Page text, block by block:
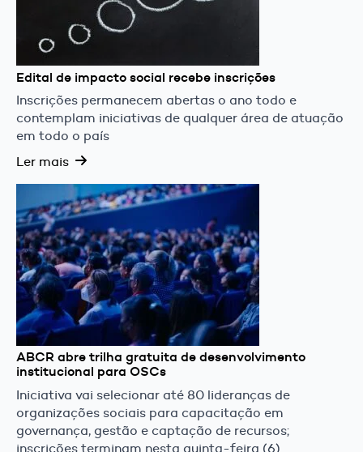
Edital de impacto social recebe inscrições
Inscrições permanecem abertas o ano todo e
contemplam iniciativas de qualquer área de atuação
em todo o país
Ler mais
ABCR abre trilha gratuita de desenvolvimento
institucional para OSCs
Iniciativa vai selecionar até 80 lideranças de
organizações sociais para capacitação em
governança, gestão e captação de recursos;
inscrições terminam nesta quinta-feira (6)